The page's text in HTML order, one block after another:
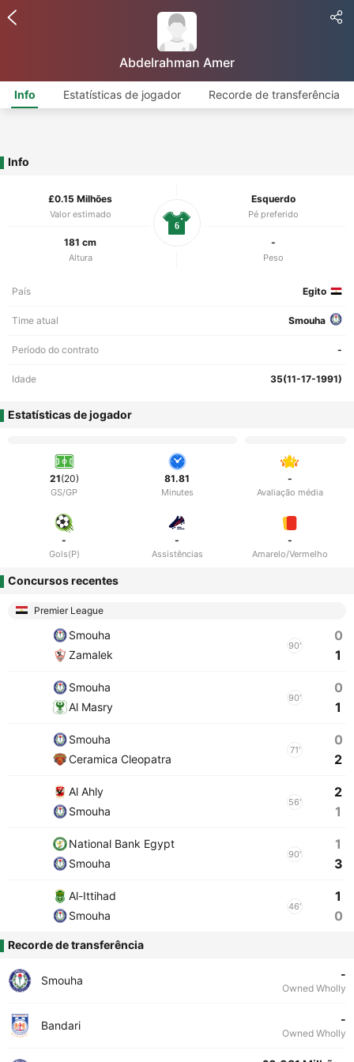
Abdelrahman Amer
Info Estatísticas de jogador Recorde de transferência
Info
£0.15 Milhões
Valor estimado
Esquerdo
Pé preferido
181 cm
Altura
-
Peso
6
País Egito
Time atual Smouha
Período do contrato -
Idade 35(11-17-1991)
Estatísticas de jogador
21(20)
GS/GP
81.81
Minutes
-
Avaliação média
-
Gols(P)
-
Assistências
-
Amarelo/Vermelho
Concursos recentes
Premier League
Smouha
Zamalek
90'
0
1
Smouha
Al Masry
90'
0
1
Smouha
Ceramica Cleopatra
71'
0
2
Al Ahly
Smouha
56'
2
1
National Bank Egypt
Smouha
90'
1
3
Al-Ittihad
Smouha
46'
1
0
Recorde de transferência
Smouha -
Owned Wholly
Bandari -
Owned Wholly